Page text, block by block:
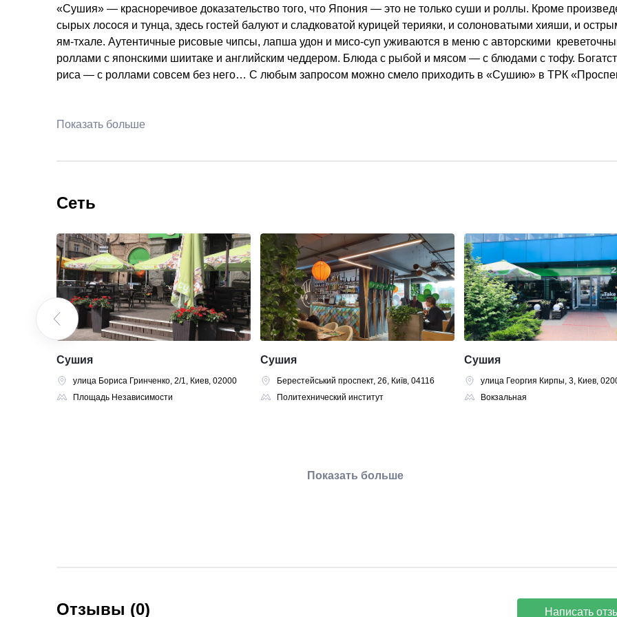
«Сушия» — красноречивое доказательство того, что Япония — это не только суши и роллы. Кроме
сырых лосося и тунца, здесь гостей балуют и сладковатой курицей терияки, и солоноватыми хияши, и
ям-тхале. Аутентичные рисовые чипсы, лапша удон и мисо-суп уживаются в меню с авторскими
роллами с японскими шиитаке и английским чеддером. Блюда с рыбой и мясом — с блюдами с тофу.
риса — с роллами совсем без него… С любым запросом можно смело приходить в «Сушию» в ТРК
Показать больше
Сеть
Сушия
улица Бориса Гринченко, 2/1, Киев, 02000
Площадь Независимости
Сушия
Берестейський проспект, 26, Київ, 04116
Политехнический институт
Сушия
улица Георгия Кирпы, 3, Киев,
Вокзальная
Показать больше
Отзывы (0) Написать